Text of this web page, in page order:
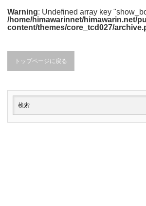
Warning: Undefined array key
/home/himawarinnet/himawarin.net/
content/themes/core_tcd027/
トップページに戻る